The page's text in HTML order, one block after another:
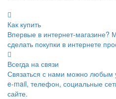
Как купить
Впервые в интернет-магазине?
сделать покупки в интернете
Всегда на связи
Связаться с нами можно любым
e-mail, телефон, социальные
сайте.